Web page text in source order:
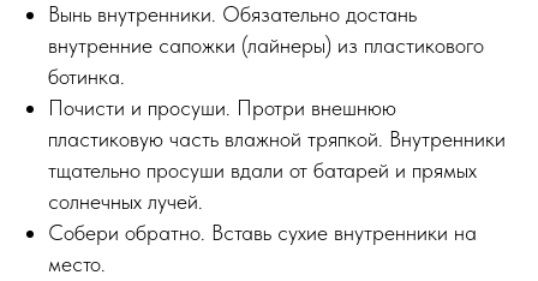
Вынь внутренники. Обязательно достань
внутренние сапожки (лайнеры) из пластикового
ботинка.
Почисти и просуши. Протри внешнюю
пластиковую часть влажной тряпкой. Внутренники
тщательно просуши вдали от батарей и прямых
солнечных лучей.
Собери обратно. Вставь сухие внутренники на
место.